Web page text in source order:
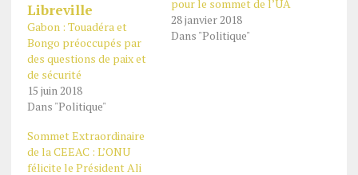
Gabon : Touadéra et
Bongo préoccupés par
des questions de paix et
de sécurité
15 juin 2018
Dans "Politique"
pour le sommet de l’UA
28 janvier 2018
Dans "Politique"
Sommet Extraordinaire
de la CEEAC : L’ONU
félicite le Président Ali